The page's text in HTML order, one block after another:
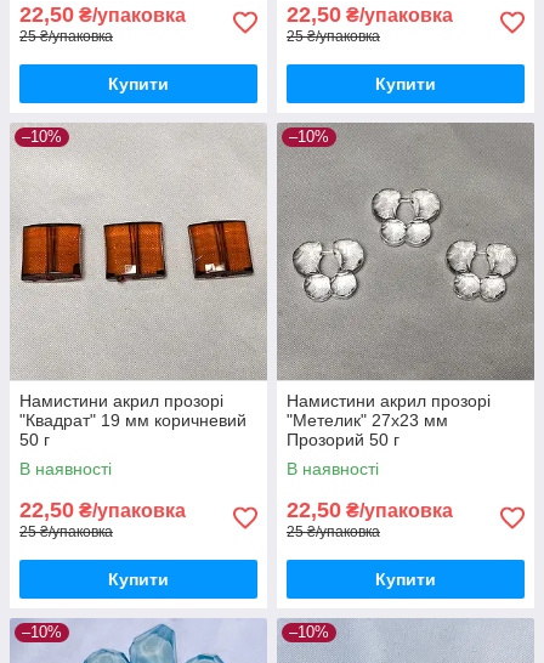
22,50 ₴/упаковка
25 ₴/упаковка
Купити
22,50 ₴/упаковка
25 ₴/упаковка
Купити
–10%
Намистини акрил прозорі
"Квадрат" 19 мм коричневий
50 г
В наявності
22,50 ₴/упаковка
25 ₴/упаковка
Купити
–10%
Намистини акрил прозорі
"Метелик" 27х23 мм
Прозорий 50 г
В наявності
22,50 ₴/упаковка
25 ₴/упаковка
Купити
–10% –10%